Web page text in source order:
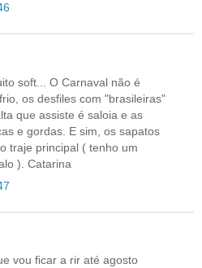
soft... O Carnaval não é
os desfiles com "brasileiras"
que assiste é saloia e as
e gordas. E sim, os sapatos
traje principal ( tenho um
). Catarina
vou ficar a rir até agosto